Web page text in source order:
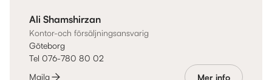
Ali Shamshirzan
Kontor-och försäljningsansvarig
Göteborg
Tel 076-780 80 02
Maila
Mer info